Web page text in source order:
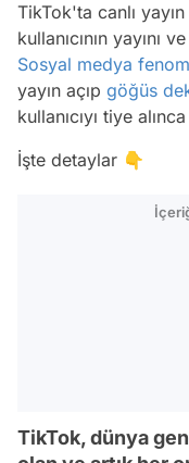
TikTok'ta canlı
kullanıcının yayını
Sosyal medya
yayın açıp göğüs
kullanıcıyı tiye
İşte detaylar 👇
TikTok, dünya